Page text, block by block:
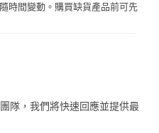
時間變動。購買缺貨產品前可先
隊，我們將快速回應並提供最